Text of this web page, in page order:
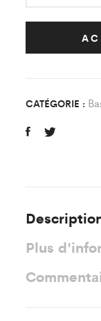
Classic
As
quantity
CATÉGORIE :
Plus